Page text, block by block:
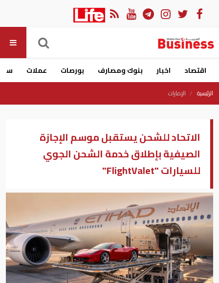
اقتصاد اخبار بنوك ومصارف بورصات عملات
الرئيسية الإمارات
الاتحاد للشحن يستقبل موسم الإجازة
الصيفية بإطلاق خدمة الشحن الجوي
للسيارات "FlightValet"